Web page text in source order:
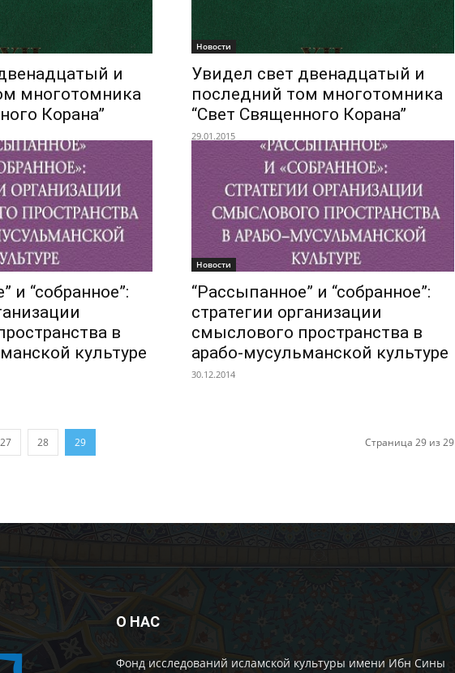
и
многотомника
Корана”
Новости
Увидел свет двенадцатый и
последний том многотомника
“Свет Священного Корана”
29.01.2015
и “собранное”:
в
культуре
Новости
“Рассыпанное” и “собранное”:
стратегии организации
смыслового пространства в
арабо-мусульманской культуре
30.12.2014
27 28 29 Страница 29 из 29
О НАС
Фонд исследований исламской культуры имени Ибн Сины